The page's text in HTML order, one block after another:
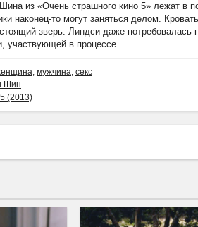
из «Очень страшного кино 5» лежат в
наконец-то могут заняться делом.
зверь. Линдси даже
участвующей в процессе…
, мужчина, секс
Шин
(2013)